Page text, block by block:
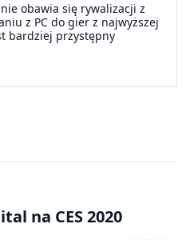
obawia się rywalizacji z
z PC do gier z najwyższej
bardziej przystępny
na CES 2020